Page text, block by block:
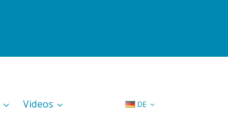
Videos DE